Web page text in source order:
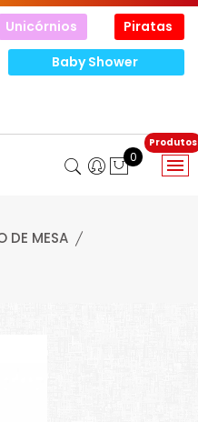
Unicórnios
Piratas
Baby Shower
0
DE MESA